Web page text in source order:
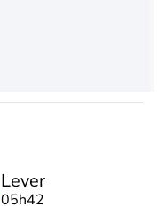
Lever
05h42